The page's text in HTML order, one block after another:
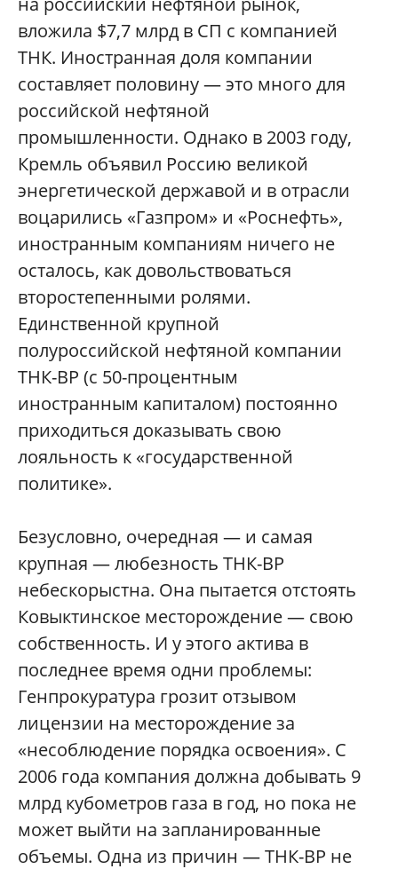
вложила $7,7 млрд в СП с компанией
ТНК. Иностранная доля компании
составляет половину — это много для
российской нефтяной
промышленности. Однако в 2003 году,
Кремль объявил Россию великой
энергетической державой и в отрасли
воцарились «Газпром» и «Роснефть»,
иностранным компаниям ничего не
осталось, как довольствоваться
второстепенными ролями.
Единственной крупной
полуроссийской нефтяной компании
ТНК-ВР (с 50-процентным
иностранным капиталом) постоянно
приходиться доказывать свою
лояльность к «государственной
политике».
Безусловно, очередная — и самая
крупная — любезность ТНК-ВР
небескорыстна. Она пытается отстоять
Ковыктинское месторождение — свою
собственность. И у этого актива в
последнее время одни проблемы:
Генпрокуратура грозит отзывом
лицензии на месторождение за
«несоблюдение порядка освоения». С
2006 года компания должна добывать 9
млрд кубометров газа в год, но пока не
может выйти на запланированные
объемы. Одна из причин — ТНК-ВР не